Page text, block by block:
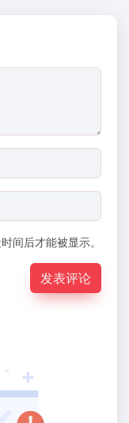
间后才能被显示。
发表评论